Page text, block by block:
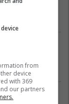
një rekord
from
device
with 369
our partners